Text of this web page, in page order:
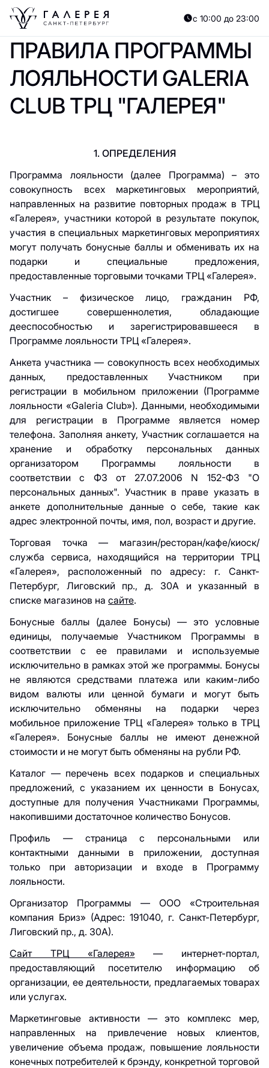
с 10:00 до 23:00
ПРАВИЛА ПРОГРАММЫ
ЛОЯЛЬНОСТИ GALERIA
CLUB ТРЦ "ГАЛЕРЕЯ"
1. ОПРЕДЕЛЕНИЯ
Программа лояльности (далее Программа) – это
совокупность всех маркетинговых мероприятий,
направленных на развитие повторных продаж в ТРЦ
«Галерея», участники которой в результате покупок,
участия в специальных маркетинговых мероприятиях
могут получать бонусные баллы и обменивать их на
подарки и специальные предложения,
предоставленные торговыми точками ТРЦ «Галерея».
Участник – физическое лицо, гражданин РФ,
достигшее совершеннолетия, обладающие
дееспособностью и зарегистрировавшееся в
Программе лояльности ТРЦ «Галерея».
Анкета участника — совокупность всех необходимых
данных, предоставленных Участником при
регистрации в мобильном приложении (Программе
лояльности «Galeria Club»). Данными, необходимыми
для регистрации в Программе является номер
телефона. Заполняя анкету, Участник соглашается на
хранение и обработку персональных данных
организатором Программы лояльности в
соответствии с ФЗ от 27.07.2006 N 152-ФЗ "О
персональных данных". Участник в праве указать в
анкете дополнительные данные о себе, такие как
адрес электронной почты, имя, пол, возраст и другие.
Торговая точка — магазин/ресторан/кафе/киоск/
служба сервиса, находящийся на территории ТРЦ
«Галерея», расположенный по адресу: г. Санкт-
Петербург, Лиговский пр., д. 30А и указанный в
списке магазинов на сайте.
Бонусные баллы (далее Бонусы) — это условные
единицы, получаемые Участником Программы в
соответствии с ее правилами и используемые
исключительно в рамках этой же программы. Бонусы
не являются средствами платежа или каким-либо
видом валюты или ценной бумаги и могут быть
исключительно обменяны на подарки через
мобильное приложение ТРЦ «Галерея» только в ТРЦ
«Галерея». Бонусные баллы не имеют денежной
стоимости и не могут быть обменяны на рубли РФ.
Каталог — перечень всех подарков и специальных
предложений, с указанием их ценности в Бонусах,
доступные для получения Участниками Программы,
накопившими достаточное количество Бонусов.
Профиль — страница с персональными или
контактными данными в приложении, доступная
только при авторизации и входе в Программу
лояльности.
Организатор Программы — ООО «Строительная
компания Бриз» (Адрес: 191040, г. Санкт-Петербург,
Лиговский пр., д. 30А).
Сайт ТРЦ «Галерея» — интернет-портал,
предоставляющий посетителю информацию об
организации, ее деятельности, предлагаемых товарах
или услугах.
Маркетинговые активности — это комплекс мер,
направленных на привлечение новых клиентов,
увеличение объема продаж, повышение лояльности
конечных потребителей к брэнду, конкретной торговой